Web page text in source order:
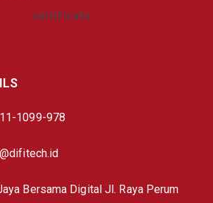
1099-978
Bersama Digital Jl. Raya Perum